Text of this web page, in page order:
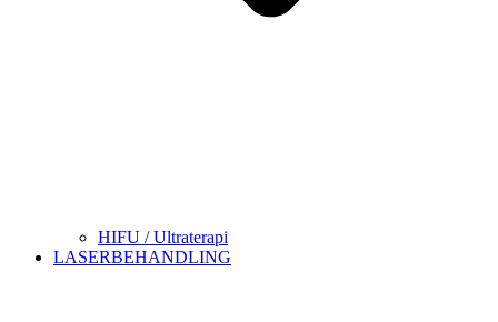
HIFU / Ultraterapi
LASERBEHANDLING